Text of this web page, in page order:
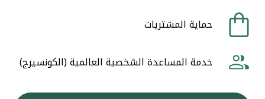
حماية المشتريات
خدمة المساعدة الشخصية العالمية (الكونسيرج)